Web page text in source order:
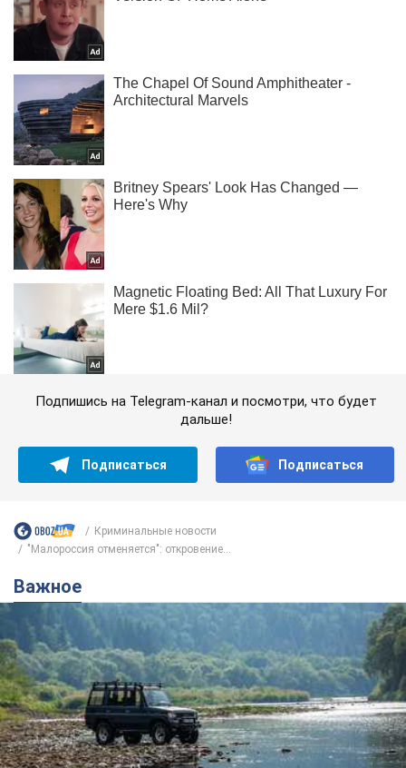
Подпишись на Telegram-канал и посмотри, что будет
дальше!
Подписаться Подписаться
Криминальные новости
"Малороссия отменяется": откровение...
Важное